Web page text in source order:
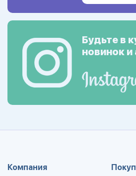
Будьте в
новинок и
Компания